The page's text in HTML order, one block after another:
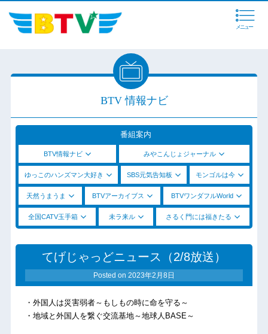
メニュー
BTV 情報ナビ
番組案内
BTV情報ナビ みやこんじょジャーナル
ゆっこのハンズマン大好き SBS元気告知板 モンゴルは今
天然うまうま BTVアーカイブス BTVワンダフルWorld
全国CATV玉手箱 未ラ来ル さるく門には福きたる
てげじゃっどニュース（2/8放送）
Posted on 2023年2月8日
・外国人は災害弱者～もしもの時に命を守る～
・地域と外国人を繋ぐ交流基地～地球人BASE～